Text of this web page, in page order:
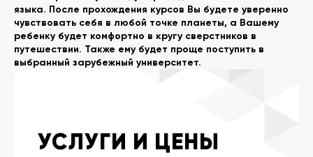
языка. После прохождения курсов Вы будете уверенно
чувствовать себя в любой точке планеты, а Вашему
ребенку будет комфортно в кругу сверстников в
путешествии. Также ему будет проще поступить в
выбранный зарубежный университет.
УСЛУГИ И ЦЕНЫ